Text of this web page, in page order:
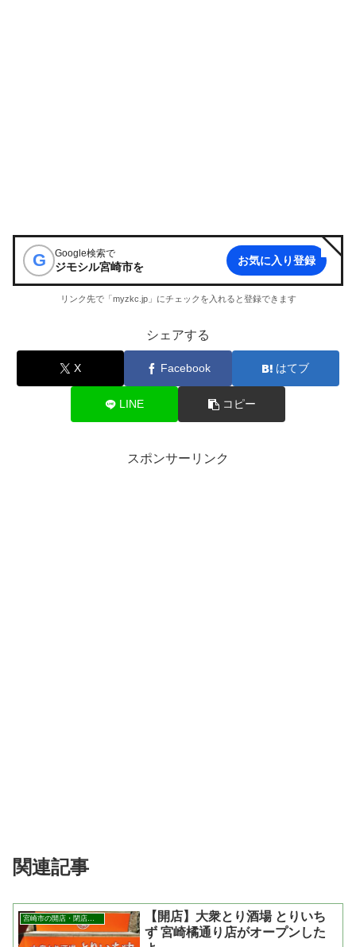
G Google検索で
ジモシル宮崎市を お気に入り登録
リンク先で「myzkc.jp」にチェックを入れると登録できます
シェアする
X Facebook はてブ
LINE コピー
スポンサーリンク
関連記事
宮崎市の開店・閉店まとめ
【開店】大衆とり酒場 とりいち
ず 宮崎橘通り店がオープンした